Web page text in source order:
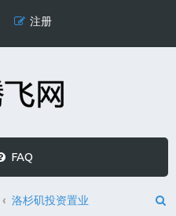
注册
FAQ
洛杉矶投资置业